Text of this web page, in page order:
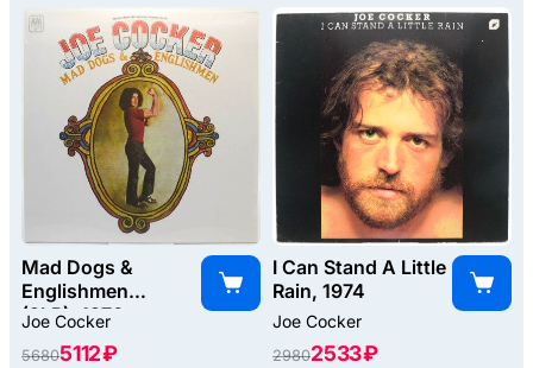
Mad Dogs &
Englishmen
(2LP), 1970
Joe Cocker
56805112 ₽
I Can Stand A Little
Rain, 1974
Joe Cocker
29802533 ₽